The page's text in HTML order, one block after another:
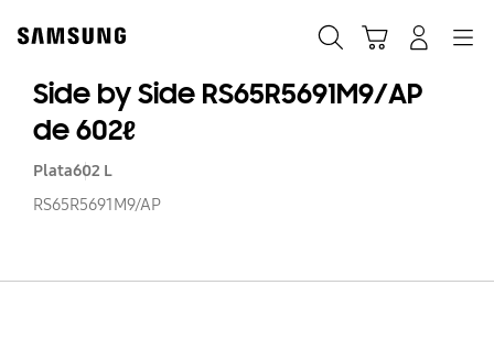
content
Side by Side RS65R5691M9/AP
de 602ℓ
Plata602 L
RS65R5691M9/AP